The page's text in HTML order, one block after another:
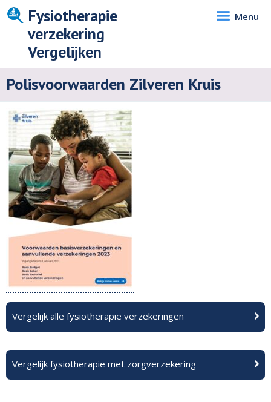
Fysiotherapie
verzekering
Vergelijken
Menu
Polisvoorwaarden Zilveren Kruis
Vergelijk alle fysiotherapie verzekeringen
Vergelijk fysiotherapie met zorgverzekering